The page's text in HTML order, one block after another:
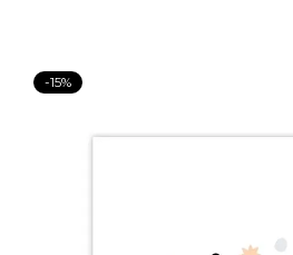
Patarimai
Nemokamaspristatymas nuo 100€
-15%